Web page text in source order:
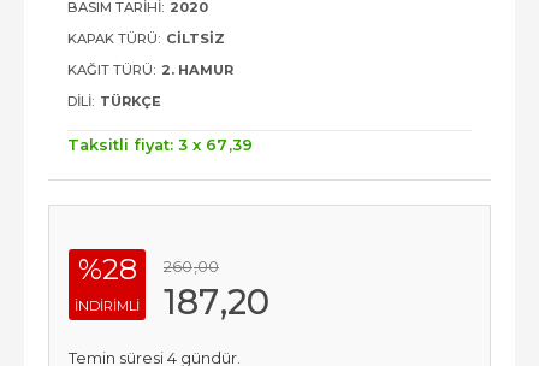
BASIM TARIHI: 2020
KAPAK TÜRÜ: CILTSIZ
KAĞIT TÜRÜ: 2. HAMUR
DILI: TÜRKÇE
Taksitli fiyat: 3 x 67 ,39
%28
INDIRIMLI
260,00
187,20
Temin süresi 4 gündür.